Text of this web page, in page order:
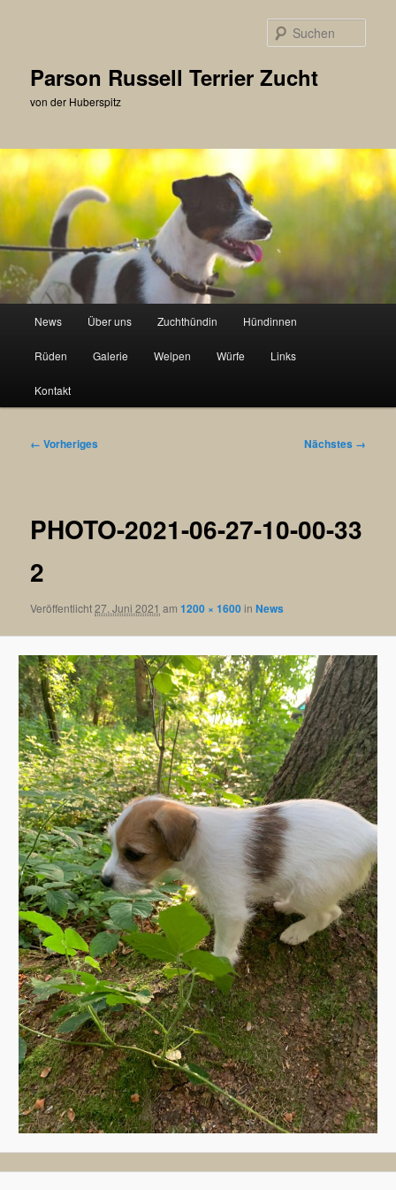
Parson Russell Terrier Zucht
von der Huberspitz
News Über uns Zuchthündin Hündinnen
Rüden Galerie Welpen Würfe Links
Kontakt
Bilder-
← Vorheriges Nächstes →
PHOTO-2021-06-27-10-00-33
2
Veröffentlicht27. Juni 2021 am1200 × 1600inNews